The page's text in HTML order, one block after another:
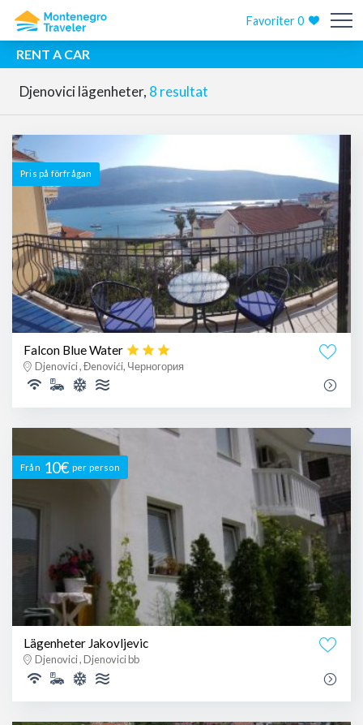
Favoriter0
RENT A CAR
Djenovici lägenheter, 8 resultat
Pris på förfrågan
Falcon Blue Water
Djenovici , Đenovići, Черногория
Från 10€ per person
Lägenheter Jakovljevic
Djenovici , Djenovici bb